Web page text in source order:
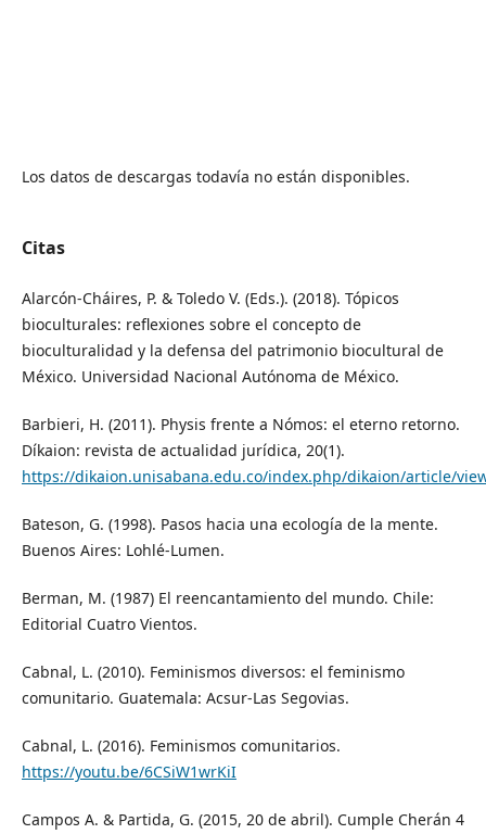
Los datos de descargas todavía no están disponibles.
Citas
Alarcón-Cháires, P. & Toledo V. (Eds.). (2018). Tópicos
bioculturales: reflexiones sobre el concepto de
bioculturalidad y la defensa del patrimonio biocultural de
México. Universidad Nacional Autónoma de México.
Barbieri, H. (2011). Physis frente a Nómos: el eterno retorno.
Díkaion: revista de actualidad jurídica, 20(1).
https://dikaion.unisabana.edu.co/index.php/dikaion/article/
Bateson, G. (1998). Pasos hacia una ecología de la mente.
Buenos Aires: Lohlé-Lumen.
Berman, M. (1987) El reencantamiento del mundo. Chile:
Editorial Cuatro Vientos.
Cabnal, L. (2010). Feminismos diversos: el feminismo
comunitario. Guatemala: Acsur-Las Segovias.
Cabnal, L. (2016). Feminismos comunitarios.
https://youtu.be/6CSiW1wrKiI
Campos A. & Partida, G. (2015, 20 de abril). Cumple Cherán 4